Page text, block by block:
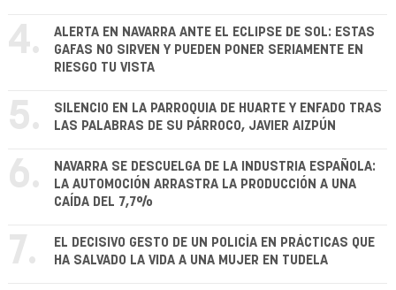
4.
ALERTA EN NAVARRA ANTE EL ECLIPSE DE SOL: ESTAS
GAFAS NO SIRVEN Y PUEDEN PONER SERIAMENTE EN
RIESGO TU VISTA
5.
SILENCIO EN LA PARROQUIA DE HUARTE Y ENFADO TRAS
LAS PALABRAS DE SU PÁRROCO, JAVIER AIZPÚN
6.
NAVARRA SE DESCUELGA DE LA INDUSTRIA ESPAÑOLA:
LA AUTOMOCIÓN ARRASTRA LA PRODUCCIÓN A UNA
CAÍDA DEL 7,7%
7.
EL DECISIVO GESTO DE UN POLICÍA EN PRÁCTICAS QUE
HA SALVADO LA VIDA A UNA MUJER EN TUDELA